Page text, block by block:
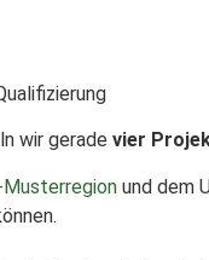
wir gerade vier
Musterregion und dem